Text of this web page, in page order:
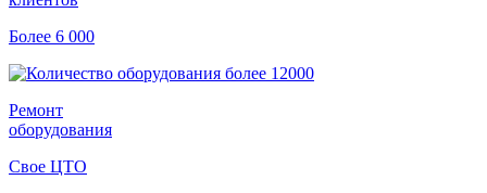
Более 6 000
Ремонт
оборудования
Свое ЦТО